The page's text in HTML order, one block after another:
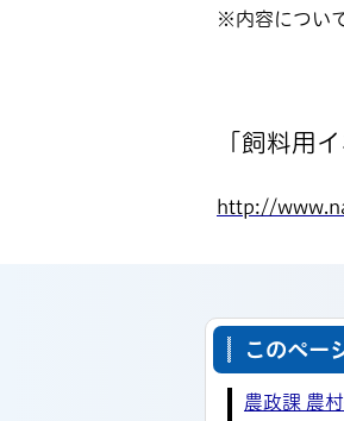
※内容につい
「飼料用
http://
このペー
農政課 農